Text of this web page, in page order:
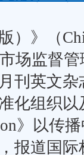
）》（
场监督
刊英文
化组织
》以
报道国